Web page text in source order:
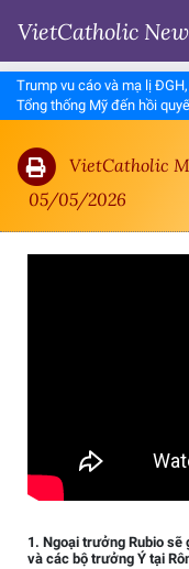
VietCatholic
Trump vu cáo và mạ lị
Tổng thống Mỹ đến hồi
VietCatholic
05/05/2026
1. Ngoại trưởng Rubio sẽ
và các bộ trưởng Ý tại